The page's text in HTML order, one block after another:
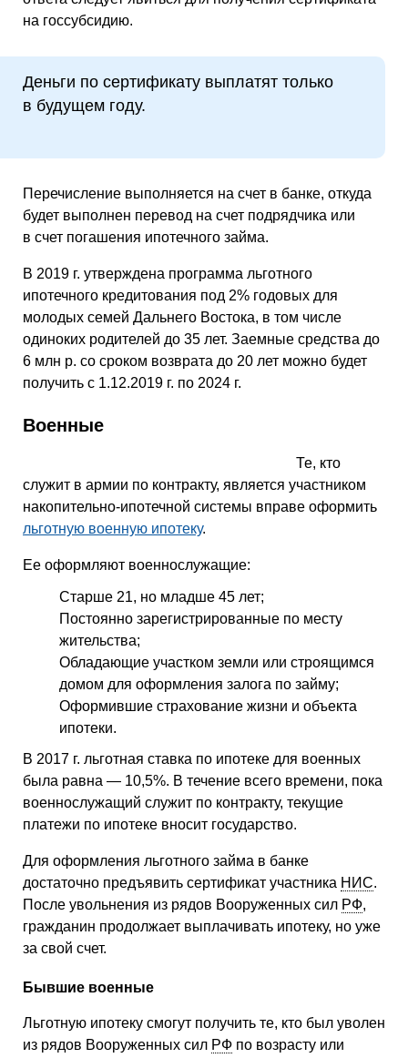
на госсубсидию.
Деньги по сертификату выплатят только
в будущем году.
Перечисление выполняется на счет в банке, откуда
будет выполнен перевод на счет подрядчика или
в счет погашения ипотечного займа.
В 2019 г. утверждена программа льготного
ипотечного кредитования под 2% годовых для
молодых семей Дальнего Востока, в том числе
одиноких родителей до 35 лет. Заемные средства до
6 млн р. со сроком возврата до 20 лет можно будет
получить с 1.12.2019 г. по 2024 г.
Военные
Те, кто
служит в армии по контракту, является участником
накопительно-ипотечной системы вправе оформить
льготную военную ипотеку.
Ее оформляют военнослужащие:
Старше 21, но младше 45 лет;
Постоянно зарегистрированные по месту
жительства;
Обладающие участком земли или строящимся
домом для оформления залога по займу;
Оформившие страхование жизни и объекта
ипотеки.
В 2017 г. льготная ставка по ипотеке для военных
была равна — 10,5%. В течение всего времени, пока
военнослужащий служит по контракту, текущие
платежи по ипотеке вносит государство.
Для оформления льготного займа в банке
достаточно предъявить сертификат участника НИС.
После увольнения из рядов Вооруженных сил РФ,
гражданин продолжает выплачивать ипотеку, но уже
за свой счет.
Бывшие военные
Льготную ипотеку смогут получить те, кто был уволен
из рядов Вооруженных сил РФ по возрасту или